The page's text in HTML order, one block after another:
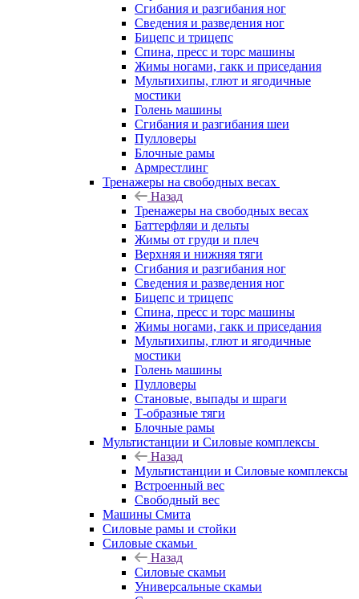
Сгибания и разгибания ног
Сведения и разведения ног
Бицепс и трицепс
Спина, пресс и торс машины
Жимы ногами, гакк и приседания
Мультихипы, глют и ягодичные
мостики
Голень машины
Сгибания и разгибания шеи
Пулловеры
Блочные рамы
Армрестлинг
Тренажеры на свободных весах
Назад
Тренажеры на свободных весах
Баттерфляи и дельты
Жимы от груди и плеч
Верхняя и нижняя тяги
Сгибания и разгибания ног
Сведения и разведения ног
Бицепс и трицепс
Спина, пресс и торс машины
Жимы ногами, гакк и приседания
Мультихипы, глют и ягодичные
мостики
Голень машины
Пулловеры
Становые, выпады и шраги
Т-образные тяги
Блочные рамы
Мультистанции и Силовые комплексы
Назад
Мультистанции и Силовые комплексы
Встроенный вес
Свободный вес
Машины Смита
Силовые рамы и стойки
Силовые скамьи
Назад
Силовые скамьи
Универсальные скамьи